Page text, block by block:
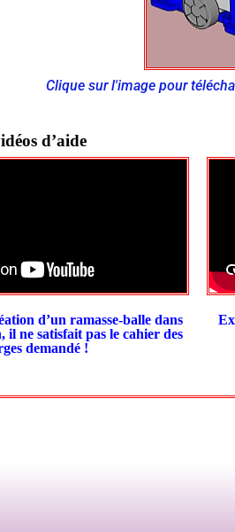
Clique sur l'image pour
d’aide
d’un ramasse-balle dans
il ne satisfait pas le cahier des
demandé !